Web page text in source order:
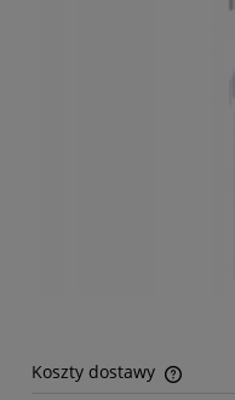
Koszty dostawy
Cena nie zawiera